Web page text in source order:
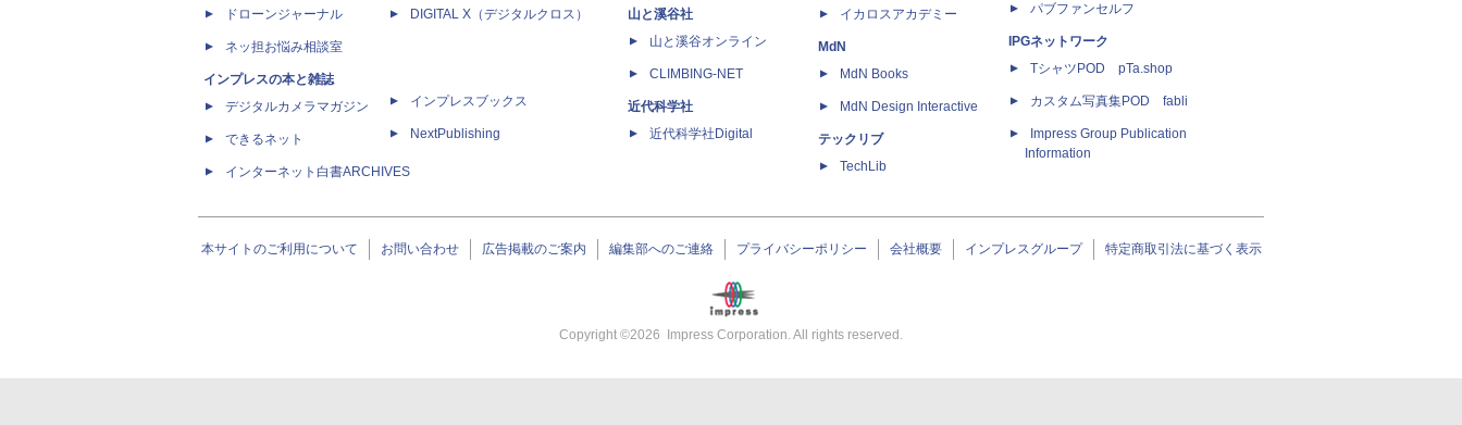
ドローンジャーナル
ネッ担お悩み相談室
インプレスの本と雑誌
デジタルカメラマガジン
できるネット
インターネット白書ARCHIVES
DIGITAL X（デジタルクロス）
インプレスブックス
NextPublishing
山と溪谷社
山と溪谷オンライン
CLIMBING-NET
近代科学社
近代科学社Digital
イカロスアカデミー
MdN
MdN Books
MdN Design Interactive
テックリブ
TechLib
パブファンセルフ
IPGネットワーク
TシャツPOD pTa.shop
カスタム写真集POD fabli
Impress Group Publication
Information
本サイトのご利用について お問い合わせ 広告掲載のご案内 編集部へのご連絡 プライバシーポリシー 会社概要 インプレスグループ 特定商取引法に基づく表示
Copyright ©2026 Impress Corporation. All rights reserved.